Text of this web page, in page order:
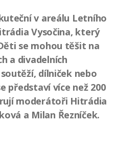
v areálu Letního
Vysočina, který
se mohou těšit na
a divadelních
dílniček nebo
představí více než 200
moderátoři Hitrádia
a Milan Řezníček.